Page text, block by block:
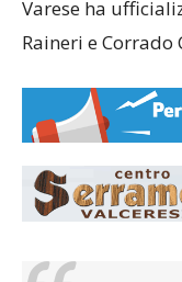
Nel frattempo, di
Varese ha
Raineri e Corrado